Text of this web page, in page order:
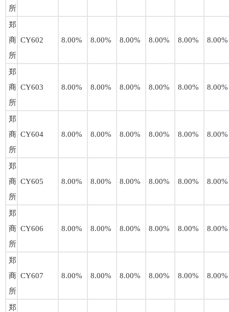
所
郑
商
所
CY602 8.00% 8.00% 8.00% 8.00% 8.00% 8.00%
郑
商
所
CY603 8.00% 8.00% 8.00% 8.00% 8.00% 8.00%
郑
商
所
CY604 8.00% 8.00% 8.00% 8.00% 8.00% 8.00%
郑
商
所
CY605 8.00% 8.00% 8.00% 8.00% 8.00% 8.00%
郑
商
所
CY606 8.00% 8.00% 8.00% 8.00% 8.00% 8.00%
郑
商
所
CY607 8.00% 8.00% 8.00% 8.00% 8.00% 8.00%
郑